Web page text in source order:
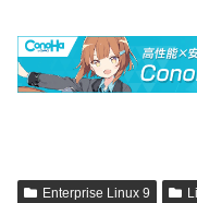
Enterprise Linux 9